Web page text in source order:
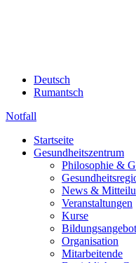
Deutsch
Rumantsch
Notfall
Startseite
Gesundheitszentrum
Philosophie &
News &
Veranstaltungen
Kurse
Organisation
Mitarbeitende